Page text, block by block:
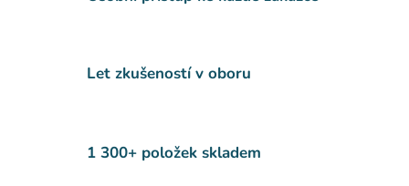
Let zkušeností v oboru
1 300+ položek skladem